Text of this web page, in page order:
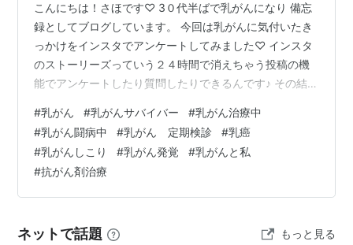
こんにちは！さほです♡ 3０代半ばで乳がんになり 備忘
録としてブログしています。 今回は乳がんに気付いたき
っかけをインスタでアンケートしてみました♡ インスタ
のストーリーズっていう２４時間で消えちゃう投稿の機
能でアンケートしたり質問したりできるんです♪ その結果
なの乳がんに気付いたきっかけ その他 最後に まず私の
乳がんに気付いたきっかけ 私は自分でしこりに気付きま
した。 １～２センチくらいのしこりで不意に触ると痛
い。 痛みがある人とない人がいるようですが私は痛かっ
たです。 あと、今思えばあの頃疲れやすかったのも初期
#乳がん #乳がんサバイバー #乳がん治療中
#乳がん闘病中 #乳がん 定期検診 #乳癌
#乳がんしこり #乳がん発覚 #乳がんと私
#抗がん剤治療
ネットで話題 もっと見る